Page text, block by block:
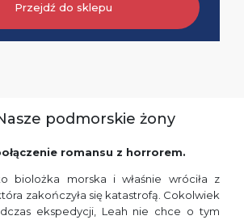
Przejdź do sklepu
podmorskie żony
romansu z horrorem.
biolożka morska i właśnie wróciła z
zakończyła się katastrofą. Cokolwiek
ekspedycji, Leah nie chce o tym